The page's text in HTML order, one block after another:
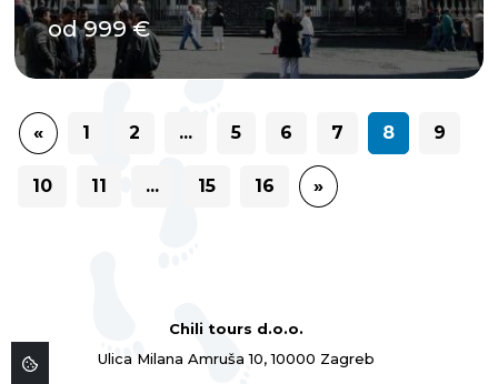
od 999 €
« 1 2 ... 5 6 7 8 9
10 11 ... 15 16 »
Chili tours d.o.o.
Ulica Milana Amruša 10, 10000 Zagreb